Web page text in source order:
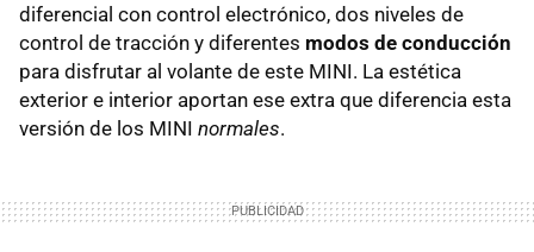
diferencial con control electrónico, dos niveles de
control de tracción y diferentes modos de conducción
para disfrutar al volante de este MINI. La estética
exterior e interior aportan ese extra que diferencia esta
versión de los MINI normales.